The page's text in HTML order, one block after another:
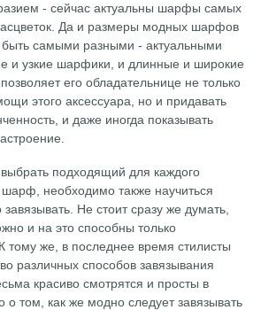
- сейчас актуальны шарфы самых
Да и размеры модных шарфов
самыми разными - актуальными
и узкие шарфики, и длинные и широкие
его обладательнице не только
этого аксессуара, но и придавать
и даже иногда показывать
подходящий для каждого
шарф, необходимо также научиться
Не стоит сразу же думать,
и на это способны только
тому же, в последнее время стилисты
различных способов завязывания
красиво смотрятся и просты в
том, как же модно следует завязывать